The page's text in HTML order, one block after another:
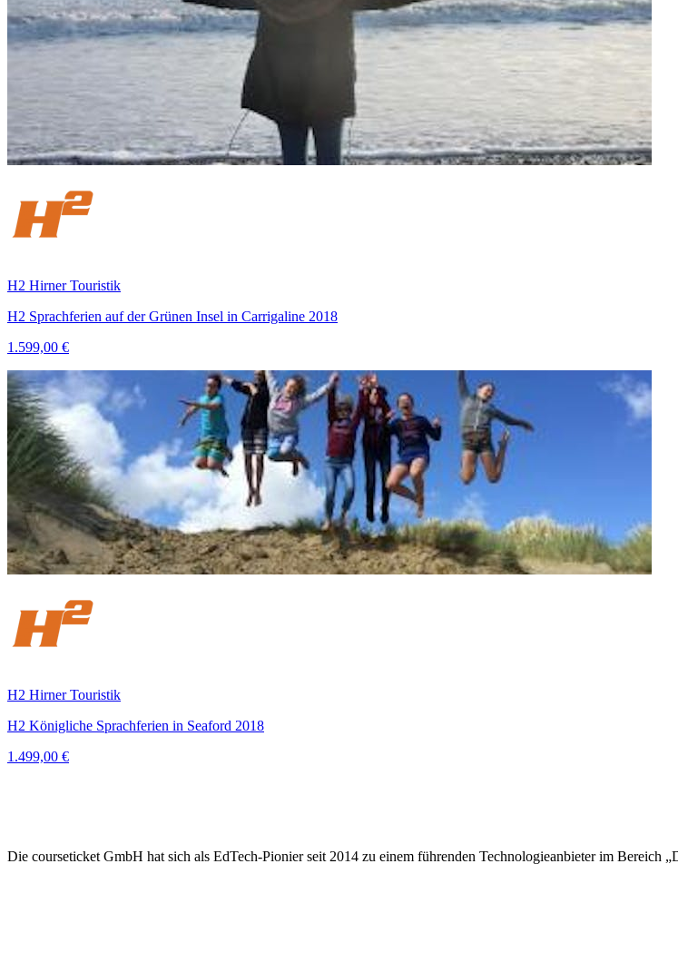
H2 Hirner Touristik
H2 Sprachferien auf der Grünen Insel in Carrigaline 2018
1.599,00 €
H2 Hirner Touristik
H2 Königliche Sprachferien in Seaford 2018
1.499,00 €
Die courseticket GmbH hat sich als EdTech-Pionier seit 2014 zu einem führenden Technologieanbieter im Bereich